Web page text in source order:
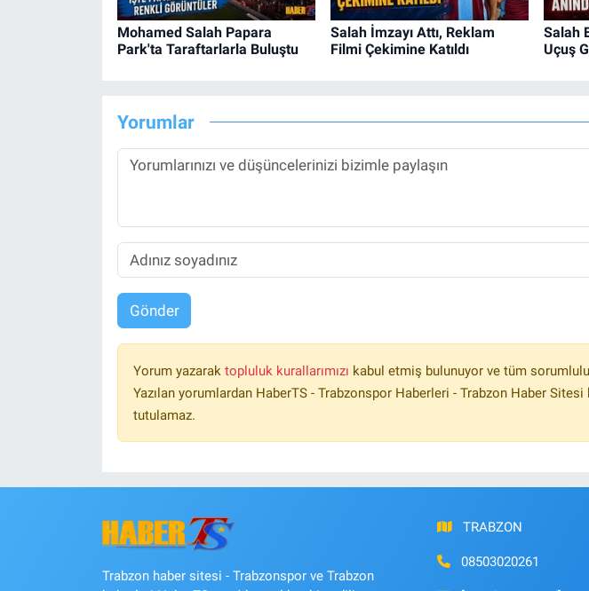
Mohamed Salah Papara
Park'ta Taraftarlarla Buluştu
Salah İmzayı Attı, Reklam
Filmi Çekimine Katıldı
Salah
Uçuş
Yorumlar
Gönder
Yorum yazarak topluluk kurallarımızı kabul etmiş bulunuyor ve tüm
Yazılan yorumlardan HaberTS - Trabzonspor Haberleri - Trabzon Haber
tutulamaz.
Trabzon haber sitesi - Trabzonspor ve Trabzon
TRABZON
08503020261